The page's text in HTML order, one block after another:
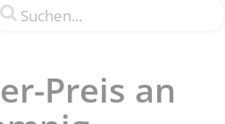
Preis an